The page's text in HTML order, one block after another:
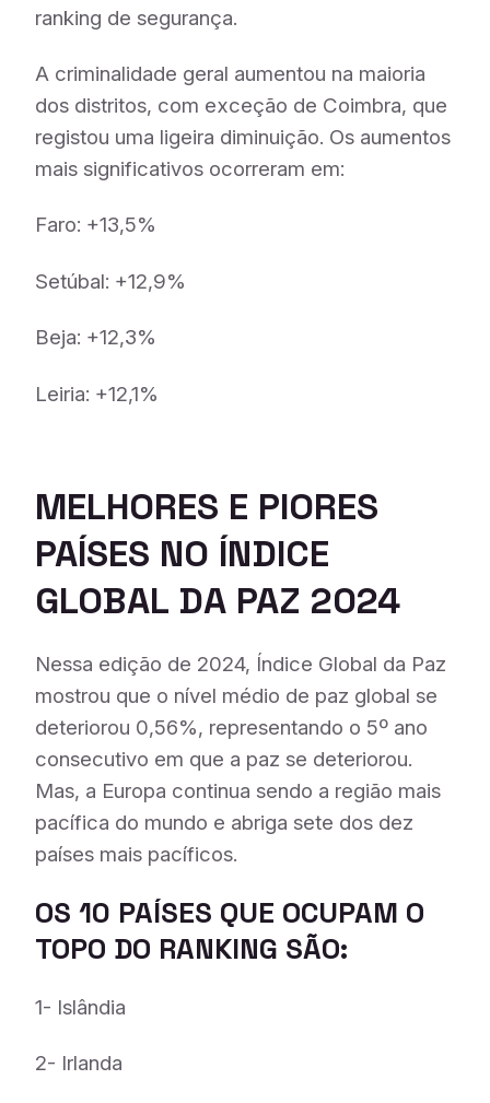
ranking de segurança.
A criminalidade geral aumentou na maioria
dos distritos, com exceção de Coimbra, que
registou uma ligeira diminuição. Os aumentos
mais significativos ocorreram em:
Faro: +13,5%
Setúbal: +12,9%
Beja: +12,3%
Leiria: +12,1%
MELHORES E PIORES
PAÍSES NO ÍNDICE
GLOBAL DA PAZ 2024
Nessa edição de 2024, Índice Global da Paz
mostrou que o nível médio de paz global se
deteriorou 0,56%, representando o 5º ano
consecutivo em que a paz se deteriorou.
Mas, a Europa continua sendo a região mais
pacífica do mundo e abriga sete dos dez
países mais pacíficos.
OS 10 PAÍSES QUE OCUPAM O
TOPO DO RANKING SÃO:
1- Islândia
2- Irlanda